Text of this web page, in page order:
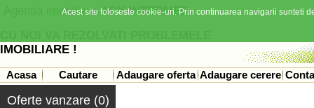
Agentia imobiliara ADY INTERMED
IMOBILIARE !
Acasa Cautare Adaugare oferta Adaugare cerere
Oferte vanzare (0)
Acest site foloseste cookie-uri. Prin continuarea navigarii sunteti